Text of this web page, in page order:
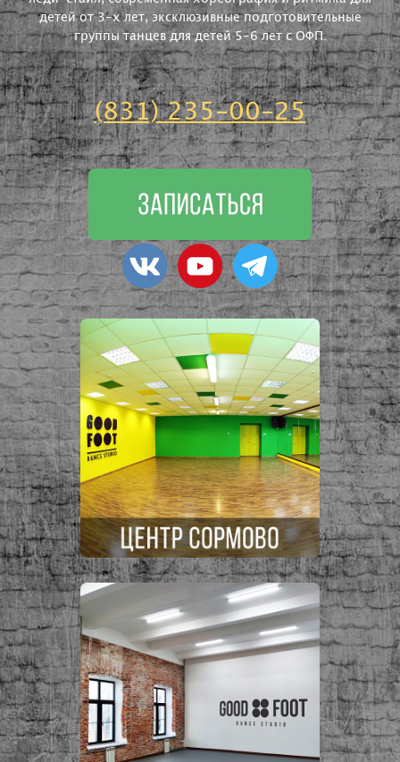
детей от 3-х лет, эксклюзивные подготовительные
группы танцев для детей 5-6 лет с ОФП.
(831) 235-00-25